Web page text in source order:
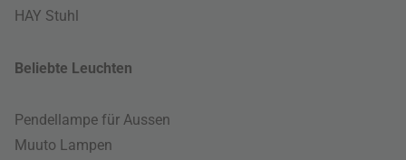
HAY Stuhl
Beliebte Leuchten
Pendellampe für Aussen
Muuto Lampen